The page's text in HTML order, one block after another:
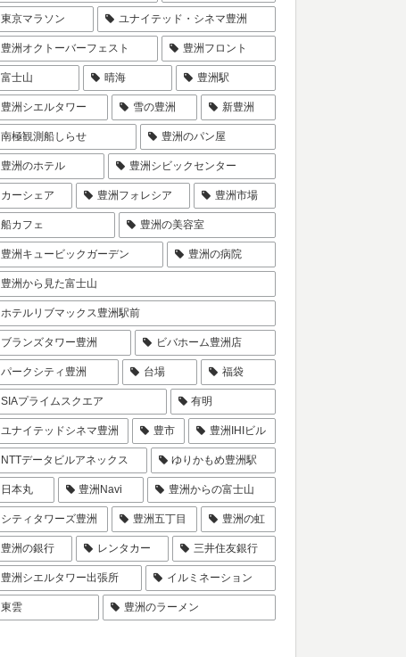
東京マラソン ユナイテッド・シネマ豊洲
豊洲オクトーバーフェスト 豊洲フロント
富士山 晴海 豊洲駅
豊洲シエルタワー 雪の豊洲 新豊洲
南極観測船しらせ 豊洲のパン屋
豊洲のホテル 豊洲シビックセンター
カーシェア 豊洲フォレシア 豊洲市場
船カフェ 豊洲の美容室
豊洲キュービックガーデン 豊洲の病院
豊洲から見た富士山
ホテルリブマックス豊洲駅前
ブランズタワー豊洲 ビバホーム豊洲店
パークシティ豊洲 台場 福袋
SIAプライムスクエア 有明
ユナイテッドシネマ豊洲 豊市 豊洲IHIビル
NTTデータビルアネックス ゆりかもめ豊洲駅
日本丸 豊洲Navi 豊洲からの富士山
シティタワーズ豊洲 豊洲五丁目 豊洲の虹
豊洲の銀行 レンタカー 三井住友銀行
豊洲シエルタワー出張所 イルミネーション
東雲 豊洲のラーメン